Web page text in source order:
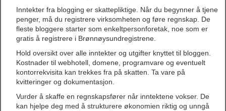
Inntekter fra blogging er skattepliktige. Når du begynner å tjene
penger, må du registrere virksomheten og føre regnskap. De
fleste bloggere starter som enkeltpersonforetak, noe som er
gratis å registrere i Brønnøysundregistrene.
Hold oversikt over alle inntekter og utgifter knyttet til bloggen.
Kostnader til webhotell, domene, programvare og eventuelt
kontorrekvisita kan trekkes fra på skatten. Ta vare på
kvitteringer og dokumentasjon.
Vurder å skaffe en regnskapsfører når inntektene vokser. De
kan hjelpe deg med å strukturere økonomien riktig og unngå